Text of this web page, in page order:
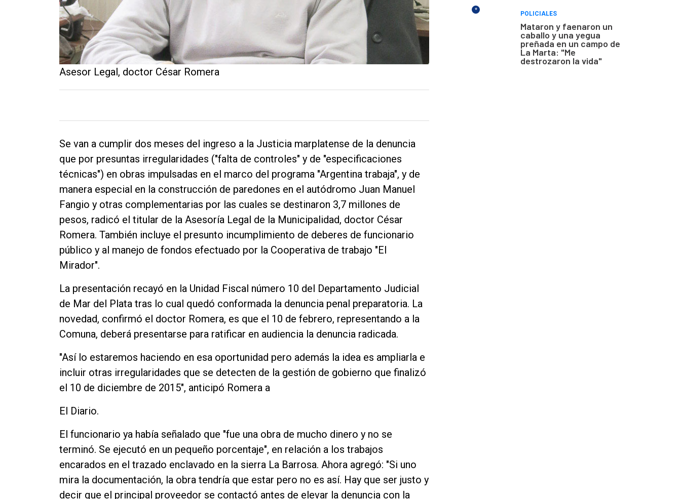
Asesor Legal, doctor César Romera
Se van a cumplir dos meses del ingreso a la Justicia marplatense de la denuncia
que por presuntas irregularidades ("falta de controles" y de "especificaciones
técnicas") en obras impulsadas en el marco del programa "Argentina trabaja", y de
manera especial en la construcción de paredones en el autódromo Juan Manuel
Fangio y otras complementarias por las cuales se destinaron 3,7 millones de
pesos, radicó el titular de la Asesoría Legal de la Municipalidad, doctor César
Romera. También incluye el presunto incumplimiento de deberes de funcionario
público y al manejo de fondos efectuado por la Cooperativa de trabajo "El
Mirador".
La presentación recayó en la Unidad Fiscal número 10 del Departamento Judicial
de Mar del Plata tras lo cual quedó conformada la denuncia penal preparatoria. La
novedad, confirmó el doctor Romera, es que el 10 de febrero, representando a la
Comuna, deberá presentarse para ratificar en audiencia la denuncia radicada.
"Así lo estaremos haciendo en esa oportunidad pero además la idea es ampliarla e
incluir otras irregularidades que se detecten de la gestión de gobierno que finalizó
el 10 de diciembre de 2015", anticipó Romera a
El Diario.
El funcionario ya había señalado que "fue una obra de mucho dinero y no se
terminó. Se ejecutó en un pequeño porcentaje", en relación a los trabajos
encarados en el trazado enclavado en la sierra La Barrosa. Ahora agregó: "Si uno
mira la documentación, la obra tendría que estar pero no es así. Hay que ser justo y
decir que el principal proveedor se contactó antes de elevar la denuncia con la
*
POLICIALES
Mataron y faenaron un
caballo y una yegua
preñada en un campo de
La Marta: "Me
destrozaron la vida"